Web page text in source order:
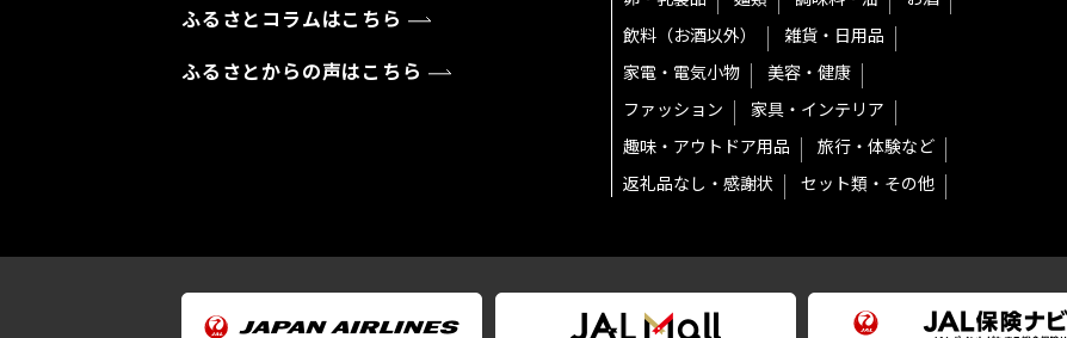
ふるさとコラムはこちら
ふるさとからの声はこちら
飲料（お酒以外）
雑貨・日用品
家電・電気小物
美容・健康
ファッション
家具・インテリア
趣味・アウトドア用品
旅行・体験など
返礼品なし・感謝状
セット類・その他